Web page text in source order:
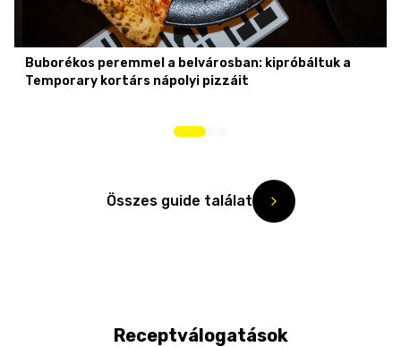
Buborékos peremmel a belvárosban: kipróbáltuk a
Temporary kortárs nápolyi pizzáit
Összes guide találat
Receptválogatások